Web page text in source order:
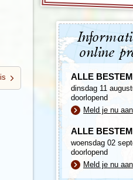
online
ALLE
dinsdag 11
doorlopend
Meld je nu aan
ALLE
woensdag 02
doorlopend
Meld je nu aan